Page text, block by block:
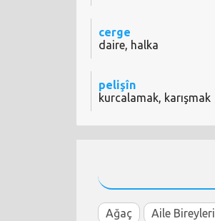
cerge
daire, halka
pelişîn
kurcalamak, karışmak
Ağaç Aile Bireyleri